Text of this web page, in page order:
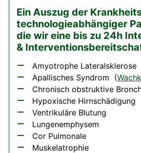
Ein Auszug der
technologieabhängiger
die wir eine bis zu 24h
&
Amyotrophe Lateralsklerose
Apallisches Syndrom (
Chronisch obstruktive
Hypoxische Hirnschädigung
Ventrikuläre Blutung
Lungenemphysem
Cor Pulmonale
Muskelatrophie